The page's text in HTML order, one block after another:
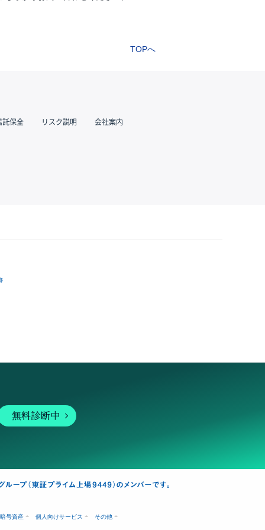
TOPへ
託保全 リスク説明 会社案内
無料診断中
暗号資産 個人向けサービス その他